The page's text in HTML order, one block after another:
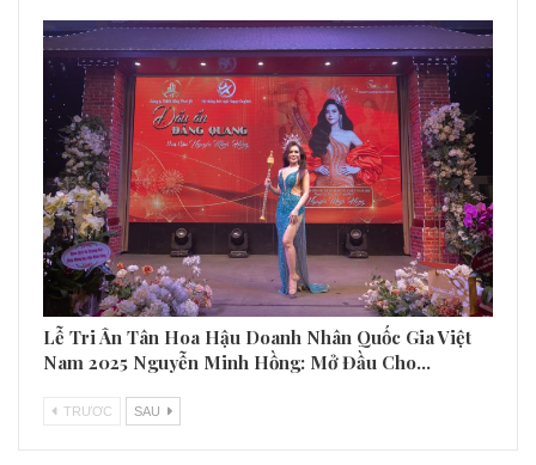
Lễ Tri Ân Tân Hoa Hậu Doanh Nhân Quốc Gia Việt
Nam 2025 Nguyễn Minh Hồng: Mở Đầu Cho…
TRƯƠC SAU